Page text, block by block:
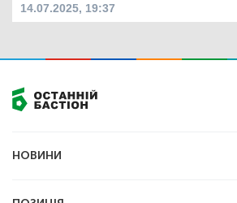
14.07.2025, 19:37
НОВИНИ